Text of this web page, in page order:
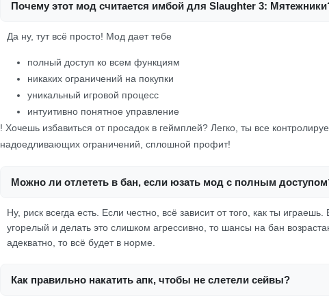
Почему этот мод считается имбой для Slaughter 3:
Да ну, тут всё просто! Мод дает тебе
полный доступ ко всем функциям
никаких ограничений на покупки
уникальный игровой процесс
интуитивно понятное управление
! Хочешь избавиться от просадок в геймплей? Легко, ты все
надоедливающих ограничений, сплошной профит!
Можно ли отлететь в бан, если юзать мод с полным
Ну, риск всегда есть. Если честно, всё зависит от того, как ты
угорелый и делать это слишком агрессивно, то шансы на бан
адекватно, то всё будет в норме.
Как правильно накатить апк, чтобы не слетели сейвы?